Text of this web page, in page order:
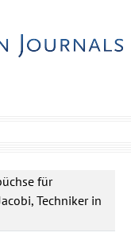
für
Techniker in